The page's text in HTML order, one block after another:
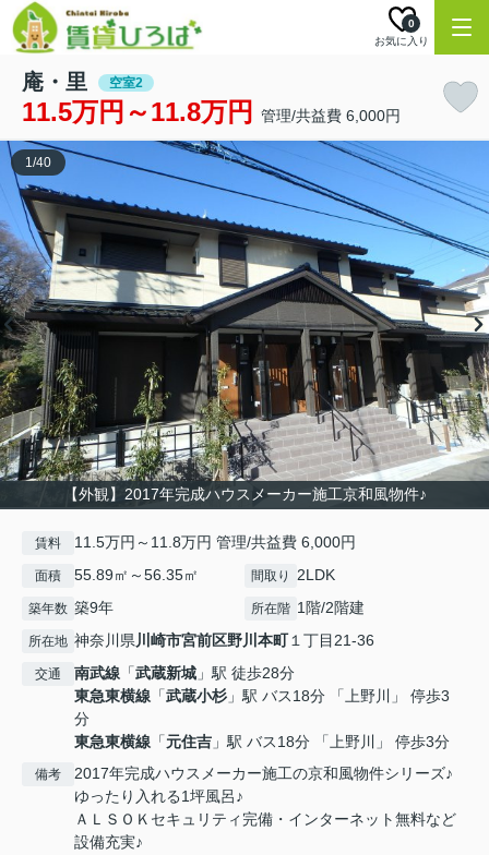
お気に入り
0
庵・里 空室2
11.5万円～11.8万円 管理/共益費 6,000円
【外観】2017年完成ハウスメーカー施工京和風物件♪
1/40
賃料 11.5万円～11.8万円 管理/共益費 6,000円
面積 55.89㎡～56.35㎡ 間取り 2LDK
築年数 築9年 所在階 1階/2階建
所在地 神奈川県川崎市宮前区野川本町１丁目21-36
交通 南武線 「武蔵新城 」駅 徒歩28分
東急東横線 「武蔵小杉 」駅 バス18分 「上野川」 停歩3
分
東急東横線 「元住吉 」駅 バス18分 「上野川」 停歩3分
備考
2017年完成ハウスメーカー施工の京和風物件シリーズ♪
ゆったり入れる1坪風呂♪
ＡＬＳＯＫセキュリティ完備・インターネット無料など
設備充実♪